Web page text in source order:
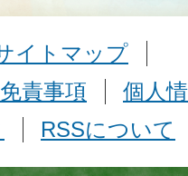
イトマップ
責事項
個人
RSSについて